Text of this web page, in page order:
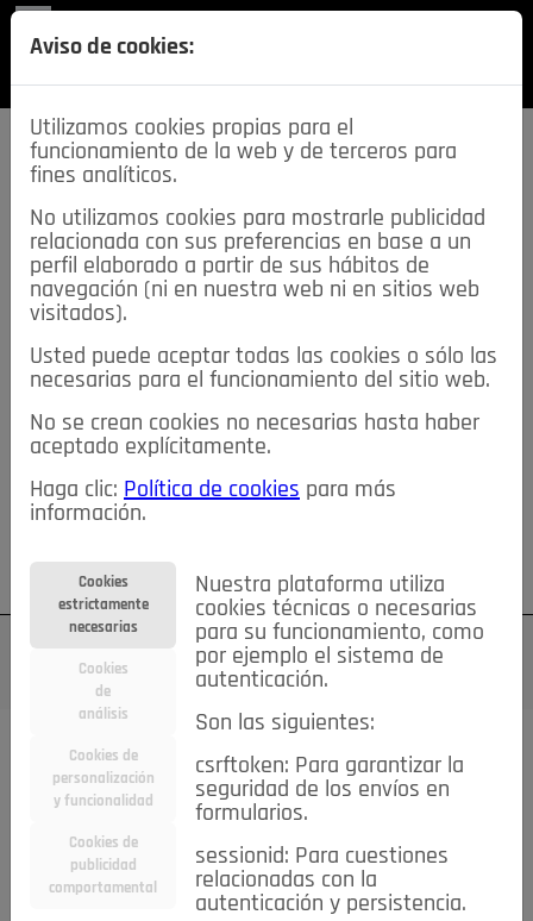
SECCIONES
descarga esta
REVISTA
≡NOTICIAS
NOTICIAS SERVICIOS DE INTERÉS
TABLÓN DE ANUNCIOS MIS ANUNCIOS CONTACTO
NOSOTROS
Su cuenta Regístrese ¿Olvidó su contraseña?
TODAS Deporte Bicicletas Deportes y Ocio
Electrodomésticos
Niños y Bebés Inmobiliaria Construcción y Reformas
Moda Accesorios Ropa Motor
Aviso de cookies:
Utilizamos cookies propias para el
funcionamiento de la web y de terceros para
fines analíticos.
No utilizamos cookies para mostrarle publicidad
relacionada con sus preferencias en base a un
perfil elaborado a partir de sus hábitos de
navegación (ni en nuestra web ni en sitios web
visitados).
Usted puede aceptar todas las cookies o sólo las
necesarias para el funcionamiento del sitio web.
No se crean cookies no necesarias hasta haber
aceptado explícitamente.
Haga clic: Política de cookies para más
información.
Cookies
estrictamente
necesarias
Cookies
de
análisis
Cookies de
personalización
y funcionalidad
Cookies de
publicidad
comportamental
Nuestra plataforma utiliza
cookies técnicas o necesarias
para su funcionamiento, como
por ejemplo el sistema de
autenticación.
Son las siguientes:
csrftoken: Para garantizar la
seguridad de los envíos en
formularios.
sessionid: Para cuestiones
relacionadas con la
autenticación y persistencia.